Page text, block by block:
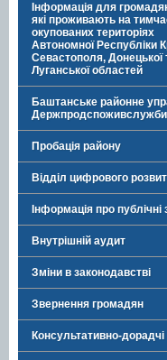
Інформація для
які проживають на
окупованих територіях
Автономної Республіки
Севастополя, Донецької
Луганської областей
Баштанське районне
Держпродспоживслужби
Пробація району
Відділ цифрового
Інформація про публічні
Внутрішній аудит
Зміни в законодавстві
Звернення громадян
Консультативно-дорадчі